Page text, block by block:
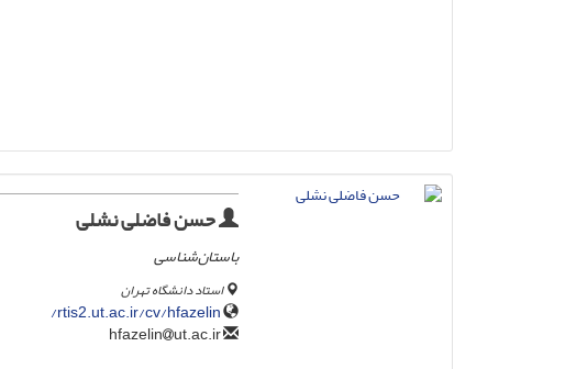
حسن فاضلی نشلی
باستان‌شناسی
استاد دانشگاه تهران
rtis2.ut.ac.ir/cv/hfazelin/
ut.ac.ir